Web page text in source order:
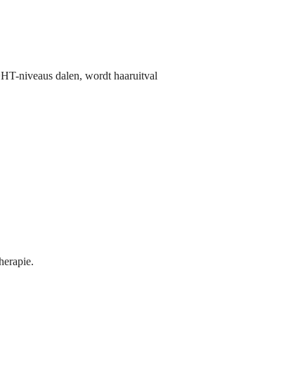
niveaus dalen, wordt haaruitval